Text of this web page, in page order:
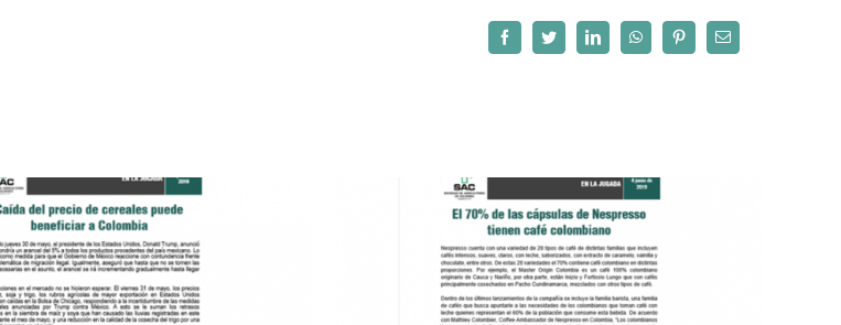
FacebookTwitterLinkedInWhatsAppPinterestCorreo
electrónico